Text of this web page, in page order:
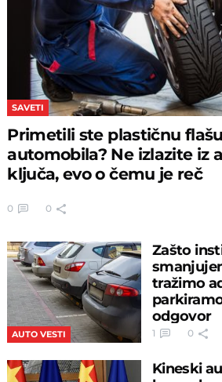
SAVETI
Primetili ste plastičnu
automobila? Ne izlazite iz
ključa, evo o čemu je reč
0 0
AUTO VESTI
Zašto
tražimo
odgovor
1 0
Kineski